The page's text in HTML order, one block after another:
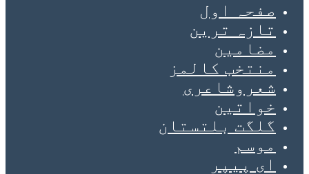
صفحہ اول
تازہ ترین
مضامین
منتخب کالمز
شعروشاعری
خواتین
گلگت بلتستان
موسم
ای پیپر